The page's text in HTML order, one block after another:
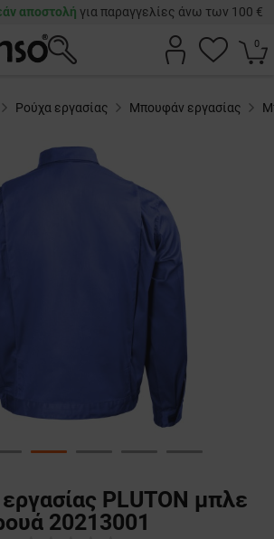
αποστολή για παραγγελίες άνω των 100 €
0
Ρούχα εργασίας Μπουφάν εργασίας
PLUTON μπλε
20213001